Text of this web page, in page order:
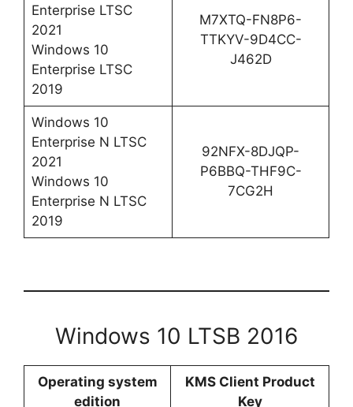
Enterprise LTSC
2021
Windows 10
Enterprise LTSC
2019
M7XTQ-FN8P6-
TTKYV-9D4CC-
J462D
Windows 10
Enterprise N LTSC
2021
Windows 10
Enterprise N LTSC
2019
92NFX-8DJQP-
P6BBQ-THF9C-
7CG2H
Windows 10 LTSB 2016
Operating system
edition
KMS Client Product
Key